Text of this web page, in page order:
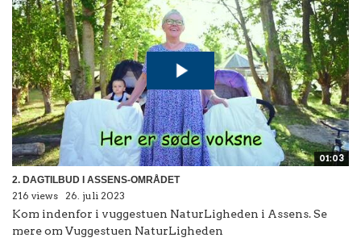
01:03
2. DAGTILBUD I ASSENS-OMRÅDET
216 views 26. juli 2023
Kom indenfor i vuggestuen NaturLigheden i Assens. Se
mere om Vuggestuen NaturLigheden